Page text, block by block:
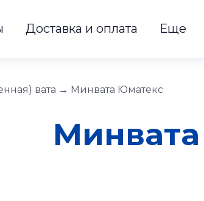
Доставка и оплата Еще
вата → Минвата Юматекс